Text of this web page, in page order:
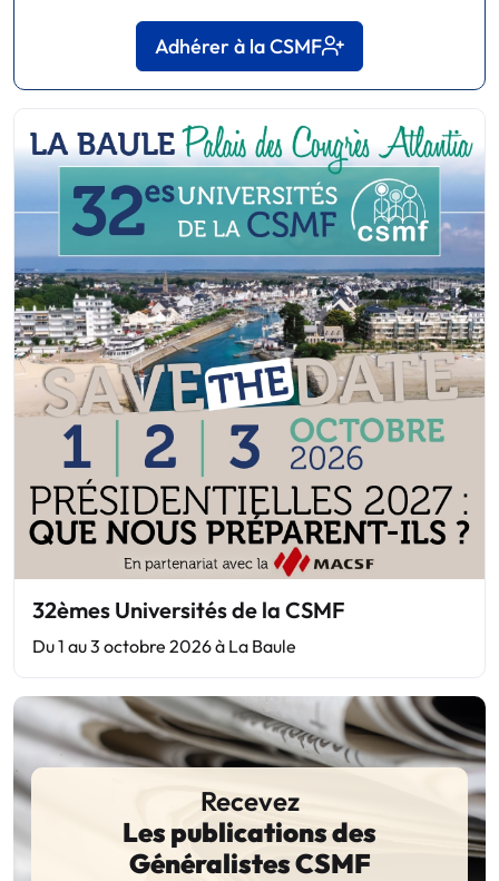
Adhérer à la CSMF
32èmes Universités de la CSMF
Du 1 au 3 octobre 2026 à La Baule
Recevez
Les publications des
Généralistes CSMF